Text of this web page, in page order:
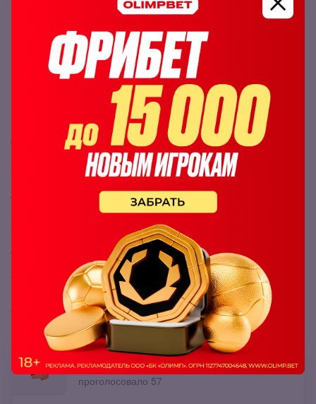
Как поставить на бой Деонтей Уайлдер –
Джозеф Паркер в БК Olimpbet
Чтобы заключить пари на бой Olimpbet:
Зарегистрируйтесь или авторизуйтесь в БКOlimpbet
Пополните баланс при необходимости.
Переключите с «Live» на «Линию».
Найдите в вертикальном меню раздел «Бокс».
Выберите пару Деонтей Уайлдер – Джозеф Паркер.
Определитесь с исходом.
Укажите сумму ставки.
Нажмите на кнопку «Сделать ставку».
Топ букмекеров: единоборства
проголосовало 57